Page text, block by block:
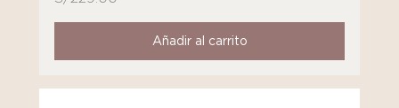
Añadir al carrito